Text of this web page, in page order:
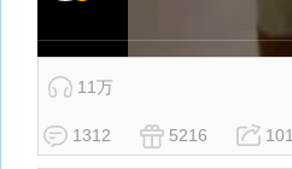
11万
1312 5216 101